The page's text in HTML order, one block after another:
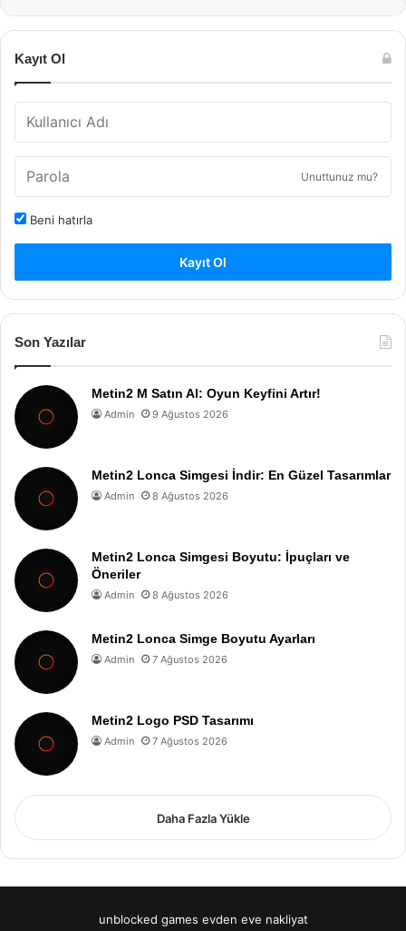
Kayıt Ol
Unuttunuz mu?
Beni hatırla
Kayıt Ol
Son Yazılar
Metin2 M Satın Al: Oyun Keyfini Artır!
Admin 9 Ağustos 2026
Metin2 Lonca Simgesi İndir: En Güzel Tasarımlar
Admin 8 Ağustos 2026
Metin2 Lonca Simgesi Boyutu: İpuçları ve
Öneriler
Admin 8 Ağustos 2026
Metin2 Lonca Simge Boyutu Ayarları
Admin 7 Ağustos 2026
Metin2 Logo PSD Tasarımı
Admin 7 Ağustos 2026
Daha Fazla Yükle
unblocked games evden eve nakliyat